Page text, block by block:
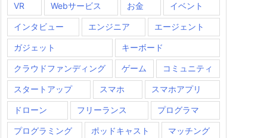
VR
Webサービス お金 イベント
インタビュー エンジニア エージェント
ガジェット キーボード
クラウドファンディング ゲーム コミュニティ
スタートアップ スマホ スマホアプリ
ドローン フリーランス プログラマ
プログラミング ポッドキャスト マッチング